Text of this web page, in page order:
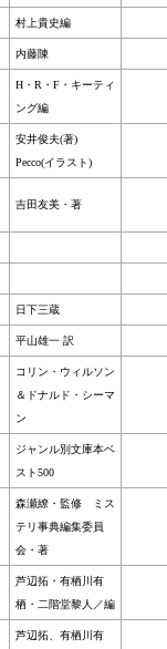
村上貴史編
内藤陳
H・R・F・キーティ
ング編
安井俊夫(著)
Pecco(イラスト)
吉田友美・著
日下三蔵
平山雄一 訳
コリン・ウィルソン
＆ドナルド・シーマ
ン
ジャンル別文庫本ベ
スト500
森瀬繚・監修 ミス
テリ事典編集委員
会・著
芦辺拓・有栖川有
栖・二階堂黎人／編
芦辺拓、有栖川有